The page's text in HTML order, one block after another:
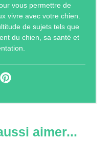
vous permettre de
vivre avec votre chien.
de sujets tels que
du chien, sa santé et
aimer...